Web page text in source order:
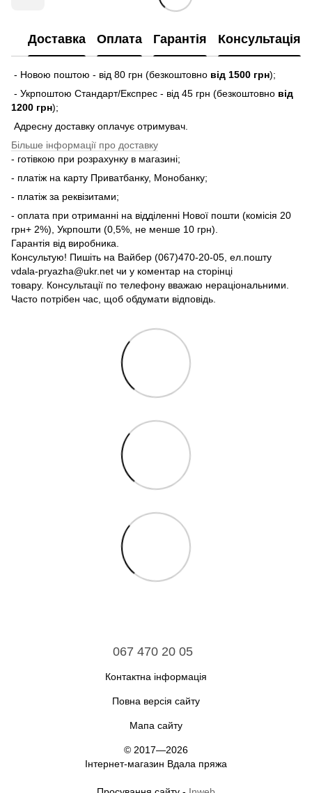
Доставка Оплата Гарантія Консультація
- Новою поштою - від 80 грн (безкоштовно від 1500 грн);
- Укрпоштою Стандарт/Експрес - від 45 грн (безкоштовно від
1200 грн);
Адресну доставку оплачує отримувач.
Більше інформації про доставку
- готівкою при розрахунку в магазині;
- платіж на карту Приватбанку, Монобанку;
- платіж за реквізитами;
- оплата при отриманні на відділенні Нової пошти (комісія 20
грн+ 2%), Укрпошти (0,5%, не менше 10 грн).
Гарантія від виробника.
Консультую! Пишіть на Вайбер (067)470-20-05, ел.пошту
vdala-pryazha@ukr.net чи у коментар на сторінці
товару. Консультації по телефону вважаю нераціональними.
Часто потрібен час, щоб обдумати відповідь.
067 470 20 05
Контактна інформація
Повна версія сайту
Мапа сайту
© 2017—2026
Інтернет-магазин Вдала пряжа